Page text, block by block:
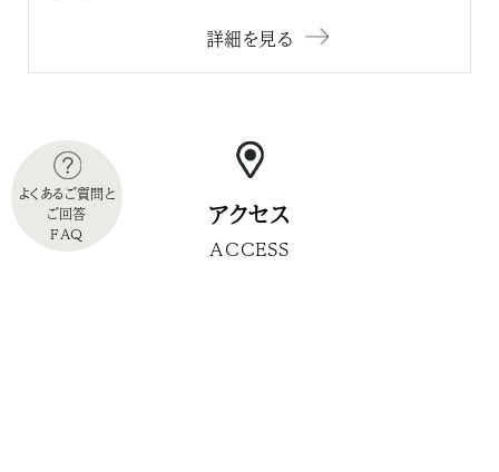
詳細を見る
アクセス
ACCESS
よくあるご質問と
ご回答
FAQ